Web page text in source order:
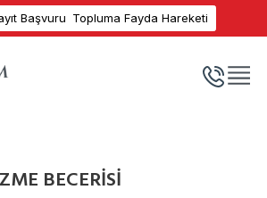
Başvuru Topluma Fayda Hareketi
BECERİSİ